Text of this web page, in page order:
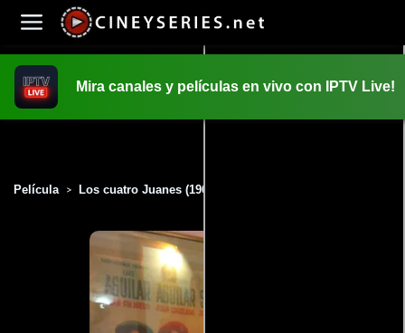
Mira canales y películas en vivo con IPTV Live!
Película > Los cuatro Juanes (1966)